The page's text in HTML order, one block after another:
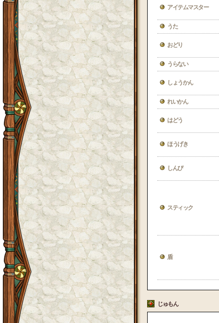
アイテムマスター
うた
おどり
うらない
しょうかん
れいかん
はどう
ほうげき
しんぴ
スティック
盾
じゅもん